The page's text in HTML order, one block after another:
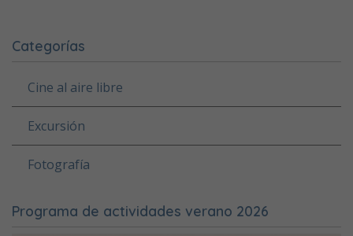
Categorías
Cine al aire libre
Excursión
Fotografía
Programa de actividades verano 2026